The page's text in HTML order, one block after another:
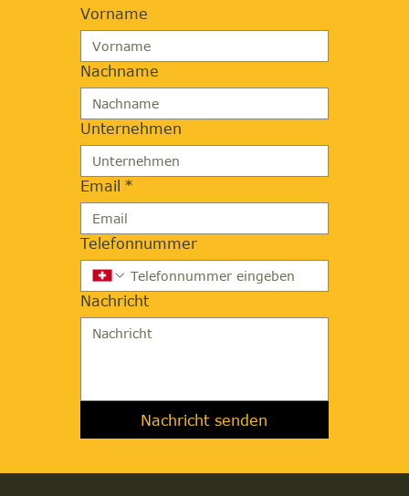
Vorname
Nachname
Unternehmen
Email *
Telefonnummer
Nachricht
Nachricht senden